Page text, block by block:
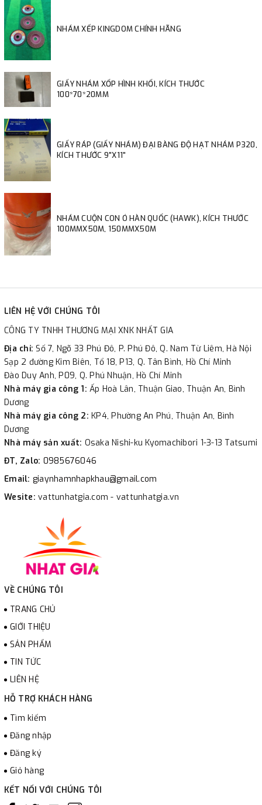
NHÁM XẾP KINGDOM CHÍNH HÃNG
GIẤY NHÁM XỐP HÌNH KHỐI, KÍCH THƯỚC
100*70*20MM
GIẤY RÁP (GIẤY NHÁM) ĐẠI BÀNG ĐỘ HẠT NHÁM P320,
KÍCH THƯỚC 9"X11"
NHÁM CUỘN CON Ó HÀN QUỐC (HAWK), KÍCH THƯỚC
100MMX50M, 150MMX50M
LIÊN HỆ VỚI CHÚNG TÔI
CÔNG TY TNHH THƯƠNG MẠI XNK NHẤT GIA
Địa chỉ:Số 7, Ngõ 33 Phú Đô, P. Phú Đô, Q. Nam Từ Liêm, Hà Nội
Sạp 2 đường Kim Biên, Tổ 18, P13, Q. Tân Bình, Hồ Chí Minh
Đào Duy Anh, P09, Q. Phú Nhuận, Hồ Chí Minh
Nhà máy gia công 1: Ấp Hoà Lân, Thuận Giao, Thuận An, Bình
Dương
Nhà máy gia công 2: KP4, Phường An Phú, Thuận An, Bình
Dương
Nhà máy sản xuất: Osaka Nishi-ku Kyomachibori 1-3-13 Tatsumi
ĐT, Zalo: 0985676046
Email: giaynhamnhapkhau@gmail.com
Wesite: vattunhatgia.com - vattunhatgia.vn
VỀ CHÚNG TÔI
TRANG CHỦ
GIỚI THIỆU
SẢN PHẨM
TIN TỨC
LIÊN HỆ
HỖ TRỢ KHÁCH HÀNG
Tìm kiếm
Đăng nhập
Đăng ký
Giỏ hàng
KẾT NỐI VỚI CHÚNG TÔI